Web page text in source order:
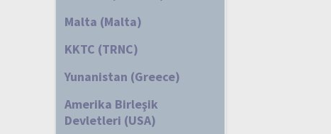
Malta (Malta)
KKTC (TRNC)
Yunanistan (Greece)
Amerika Birleşik
Devletleri (USA)